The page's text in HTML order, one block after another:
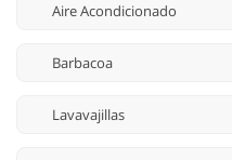
Aire Acondicionado
Barbacoa
Lavavajillas